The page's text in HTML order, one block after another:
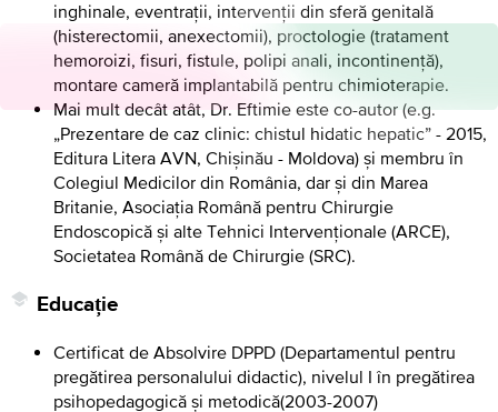
inghinale, eventraţii, intervenţii din sferă genitală
(histerectomii, anexectomii), proctologie (tratament
hemoroizi, fisuri, fistule, polipi anali, incontinenţă),
montare cameră implantabilă pentru chimioterapie.
Mai mult decât atât, Dr. Eftimie este co-autor (e.g.
„Prezentare de caz clinic: chistul hidatic hepatic” - 2015,
Editura Litera AVN, Chișinău - Moldova) și membru în
Colegiul Medicilor din România, dar și din Marea
Britanie, Asociaţia Română pentru Chirurgie
Endoscopică și alte Tehnici Intervenţionale (ARCE),
Societatea Română de Chirurgie (SRC).
Educație
Certificat de Absolvire DPPD (Departamentul pentru
pregătirea personalului didactic), nivelul I în pregătirea
psihopedagogică și metodică(2003-2007)